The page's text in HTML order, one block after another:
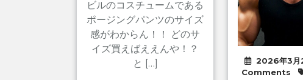
ビルのコスチュームである
ポージングパンツのサイズ
感がわからん！！ どのサ
イズ買えばええんや！？
と […]
2026年3月
Comments